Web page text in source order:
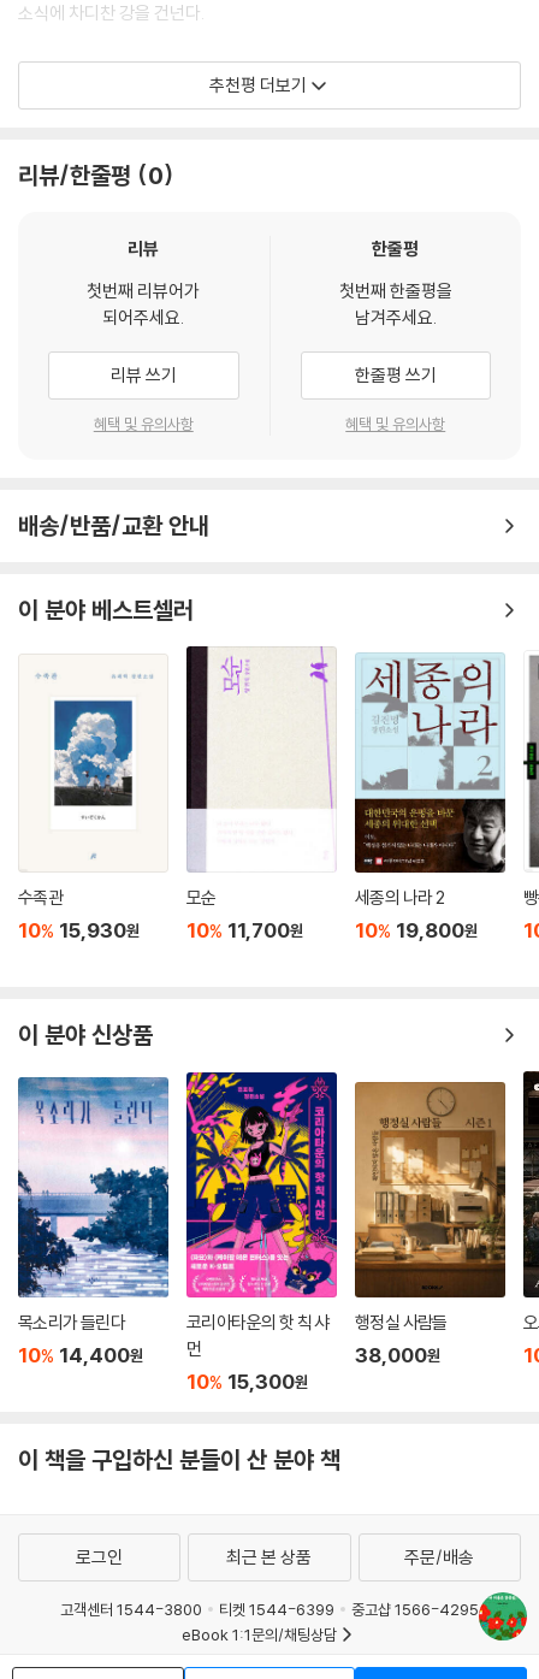
소식에 차디찬 강을 건넌다.
그러나 춘실을 기다리는 것은 환대가 아니라 이복형제들의 냉대와 견제였
다. 그들은 부자 아버지의 재산이 축날까, 아버지와 춘실의 만남을 차단한
이 나누고 싶었던 춘실 할머니의 소박한 소망은 과연 이루어질 수 있을까?
전쟁으로 인한 1세대 분단가족은 거의 세상을 떠나고, 탈북으로 인한 새로
족은 말 그대로 멀리 떨어진 공간의 문제만 해결하면 다시 만날 수 있지만,
권력의 승인을 받아야 재회할 수 있다는 점에서 분단가족이라는 말이 더
가슴 아리다. “차라리 낙엽이라면 예성강을 따라 봉천을 지나 배천을 통과
해서 강화만으로 흘러갈 수 있을 것이다. 제 맘대로 날아가는 새도 부럽고,
종이배를 탈 수 있는 개미가 되고 싶을 때도 있었다.” 이 소설을 읽는 내내
- 김윤희 (서울대 사회학과 박사, 서울대 아시아연구소 방문연구원)
추천평 더보기
리뷰/한줄평 0
리뷰
첫번째 리뷰어가
되어주세요.
리뷰 쓰기
혜택 및 유의사항
한줄평
첫번째 한줄평을
남겨주세요.
한줄평 쓰기
혜택 및 유의사항
배송/반품/교환 안내
이 분야 베스트셀러
수족관
10% 15,930원
모순
10% 11,700원
세종의 나라 2
10% 19,800원
이 분야 신상품
목소리가 들린다
10% 14,400원
코리아타운의 핫 칙 샤
먼
10% 15,300원
행정실 사람들
38,000원
이 책을 구입하신 분들이 산 분야 책
로그인 최근 본 상품 주문/배송
고객센터 1544-3800 티켓 1544-6399
중고샵 1566-4295
eBook 1:1문의/채팅상담
예스이십사(주) 사업자 정보